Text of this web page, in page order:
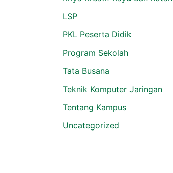
LSP
PKL Peserta Didik
Program Sekolah
Tata Busana
Teknik Komputer Jaringan
Tentang Kampus
Uncategorized